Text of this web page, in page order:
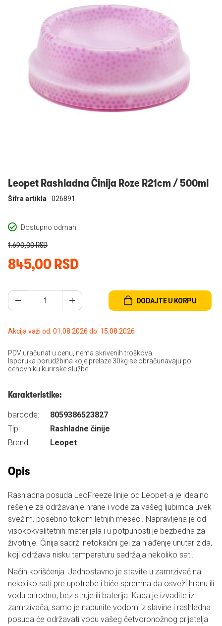
Leopet Rashladna Činija Roze R21cm / 500ml
Dostupno odmah
Šifra artikla 026891
845,00 RSD
1.690,00 RSD
DODAJTE U KORPU
Akcija važi od: 01.08.2026 do: 15.08.2026
PDV uračunat u cenu, nema skrivenih troškova.
Isporuka porudžbina koje prelaze 30kg se obračunavaju po
cenovniku kurirske službe.
Karakteristike:
barcode:
8059386523827
Tip:
Rashladne činije
Brend:
Leopet
Opis
Rashladna posuda LeoFreeze linije od Leopet-a je idealno
rešenje za održavanje hrane i vode za vašeg ljubimca uvek
svežim, posebno tokom letnjih meseci. Napravljena je od
visokokvalitetnih materijala i u potpunosti je bezbedna za
životinje. Činija sadrži netoksični gel za hlađenje unutar zida,
koji održava nisku temperaturu sadržaja nekoliko sati.
Način korišćenja: Jednostavno je stavite u zamrzivač na
nekoliko sati pre upotrebe i biće spremna da osveži hranu ili
vodu prirodno, bez struje ili baterija. Kada je izvadite iz
zamrzivača, samo je napunite vodom iz slavine i rashladna
posuda će održavati vodu vašeg četvoronožnog prijatelja